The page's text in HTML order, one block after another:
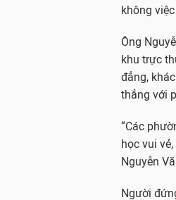
không
Ông
khu trực
đẳng,
thẳng với
“Các
học vui
Nguyễn
Người